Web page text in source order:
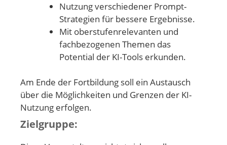
Nutzung verschiedener Prompt-
Strategien für bessere Ergebnisse.
Mit oberstufenrelevanten und
fachbezogenen Themen das
Potential der KI-Tools erkunden.
Am Ende der Fortbildung soll ein Austausch
über die Möglichkeiten und Grenzen der KI-
Nutzung erfolgen.
Zielgruppe: